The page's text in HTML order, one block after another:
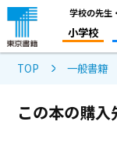
学校の先生
小学校
TOP 一般書籍
この本の購入